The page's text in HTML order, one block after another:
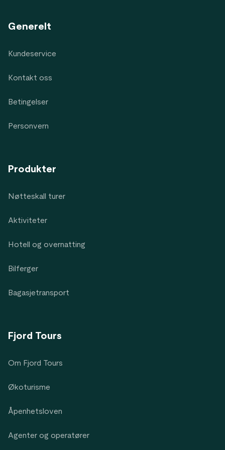
Generelt
Kundeservice
Kontakt oss
Betingelser
Personvern
Produkter
Nøtteskall turer
Aktiviteter
Hotell og overnatting
Bilferger
Bagasjetransport
Fjord Tours
Om Fjord Tours
Økoturisme
Åpenhetsloven
Agenter og operatører